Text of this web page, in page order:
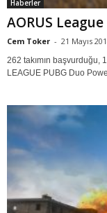
Haberler
AORUS
Cem Toker - 21 Mayıs
262 takımın başvurduğu,
LEAGUE PUBG Duo